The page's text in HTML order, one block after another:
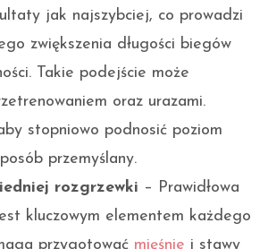
jak najszybciej, co prowadzi
zwiększenia długości biegów
Takie podejście może
oraz urazami.
stopniowo podnosić poziom
przemyślany.
rozgrzewki – Prawidłowa
kluczowym elementem każdego
przygotować mięśnie i stawy